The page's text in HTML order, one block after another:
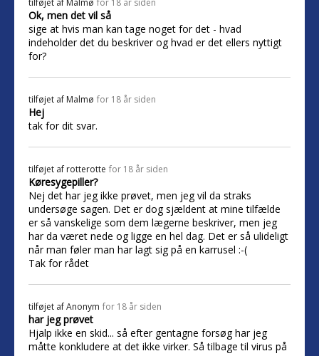
tilføjet af Malmø for 18 år siden
Ok, men det vil så
sige at hvis man kan tage noget for det - hvad
indeholder det du beskriver og hvad er det ellers nyttigt
for?
tilføjet af Malmø for 18 år siden
Hej
tak for dit svar.
tilføjet af rotterotte for 18 år siden
Køresygepiller?
Nej det har jeg ikke prøvet, men jeg vil da straks
undersøge sagen. Det er dog sjældent at mine tilfælde
er så vanskelige som dem lægerne beskriver, men jeg
har da været nede og ligge en hel dag. Det er så ulideligt
når man føler man har lagt sig på en karrusel :-(
Tak for rådet
tilføjet afAnonym for 18 år siden
har jeg prøvet
Hjalp ikke en skid... så efter gentagne forsøg har jeg
måtte konkludere at det ikke virker. Så tilbage til virus på